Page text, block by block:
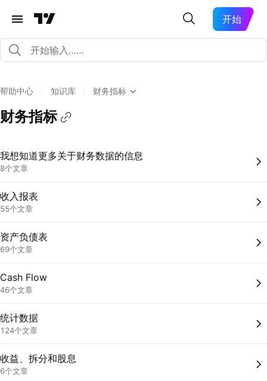
开始
帮助中心 知识库 财务指标
财务指标
我想知道更多关于财务数据的信息
8个文章
收入报表
55个文章
资产负债表
69个文章
Cash Flow
46个文章
统计数据
124个文章
收益、拆分和股息
6个文章